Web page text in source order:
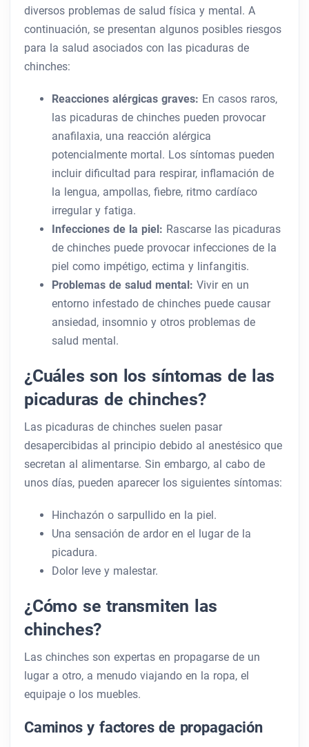
diversos problemas de salud física y mental. A
continuación, se presentan algunos posibles riesgos
para la salud asociados con las picaduras de
chinches:
Reacciones alérgicas graves: En casos raros,
las picaduras de chinches pueden provocar
anafilaxia, una reacción alérgica
potencialmente mortal. Los síntomas pueden
incluir dificultad para respirar, inflamación de
la lengua, ampollas, fiebre, ritmo cardíaco
irregular y fatiga.
Infecciones de la piel: Rascarse las picaduras
de chinches puede provocar infecciones de la
piel como impétigo, ectima y linfangitis.
Problemas de salud mental: Vivir en un
entorno infestado de chinches puede causar
ansiedad, insomnio y otros problemas de
salud mental.
¿Cuáles son los síntomas de las
picaduras de chinches?
Las picaduras de chinches suelen pasar
desapercibidas al principio debido al anestésico que
secretan al alimentarse. Sin embargo, al cabo de
unos días, pueden aparecer los siguientes síntomas:
Hinchazón o sarpullido en la piel.
Una sensación de ardor en el lugar de la
picadura.
Dolor leve y malestar.
¿Cómo se transmiten las
chinches?
Las chinches son expertas en propagarse de un
lugar a otro, a menudo viajando en la ropa, el
equipaje o los muebles.
Caminos y factores de propagación